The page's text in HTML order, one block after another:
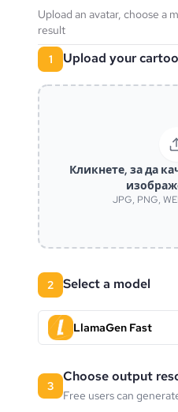
Upload an avatar, choose a
result
1 Upload your
Кликнете, за да
JPG, PNG,
2 Select a model
LlamaGen Fast
3
Choose output
Free users can